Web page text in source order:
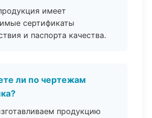
имеет
сертификаты
и паспорта качества.
ли по чертежам
продукцию